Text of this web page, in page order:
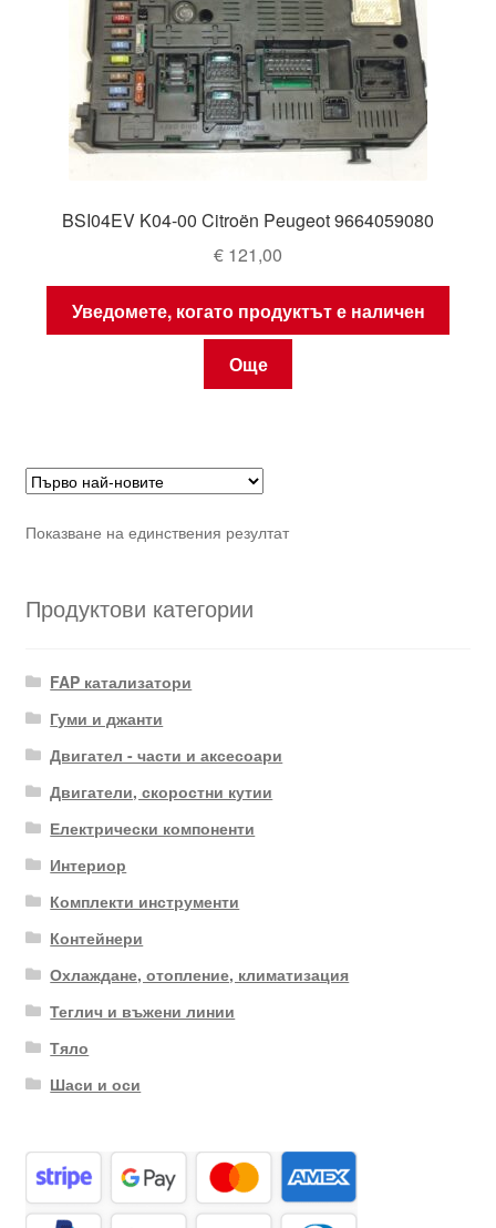
BSI04EV K04-00 Citroën Peugeot 9664059080
€ 121,00
Уведомете, когато продуктът е наличен
Още
Показване на единствения резултат
Продуктови категории
FAP катализатори
Гуми и джанти
Двигател - части и аксесоари
Двигатели, скоростни кутии
Електрически компоненти
Интериор
Комплекти инструменти
Контейнери
Охлаждане, отопление, климатизация
Теглич и въжени линии
Тяло
Шаси и оси